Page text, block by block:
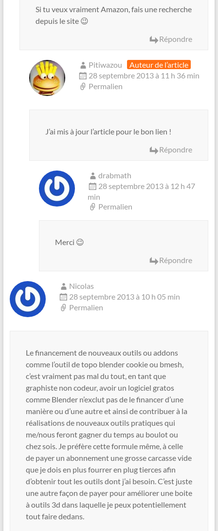
Si tu veux vraiment Amazon, fais une recherche
depuis le site 😉
Répondre
Pitiwazou
Auteur de l’article
28 septembre 2013 à 11 h 36 min
Permalien
J’ai mis à jour l’article pour le bon lien !
Répondre
drabmath
28 septembre 2013 à 12 h 47
min
Permalien
Merci 😉
Répondre
Nicolas
28 septembre 2013 à 10 h 05 min
Permalien
Le financement de nouveaux outils ou addons
comme l’outil de topo blender cookie ou bmesh,
c’est vraiment pas mal du tout, en tant que
graphiste non codeur, avoir un logiciel gratos
comme Blender n’exclut pas de le financer d’une
manière ou d’une autre et ainsi de contribuer à la
réalisations de nouveaux outils pratiques qui
me/nous feront gagner du temps au boulot ou
chez sois. Je préfère cette formule même, à celle
de payer un abonnement une grosse carcasse vide
que je dois en plus fourrer en plug tierces afin
d’obtenir tout les outils dont j’ai besoin. C’est juste
une autre façon de payer pour améliorer une boite
à outils 3d dans laquelle je peux potentiellement
tout faire dedans.